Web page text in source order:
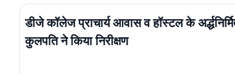
डीजे कॉलेज प्राचार्य आवास व हॉस्टल के
कुलपति ने किया निरीक्षण